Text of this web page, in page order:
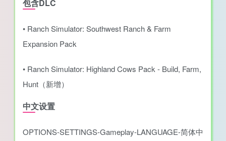
包含DLC
• Ranch Simulator: Southwest Ranch & Farm
Expansion Pack
• Ranch Simulator: Highland Cows Pack - Build, Farm,
Hunt（新增）
中文设置
OPTIONS-SETTINGS-Gameplay-LANGUAGE-简体中